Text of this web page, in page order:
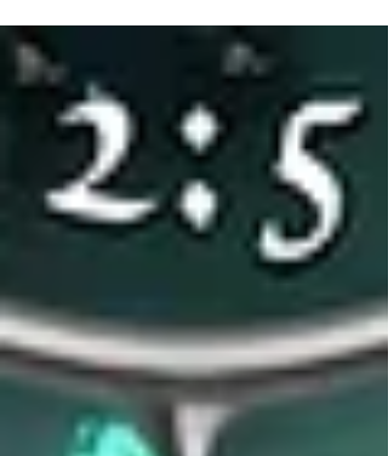
Little Goody Two Shoes, traz um novo jogo: Hell Maiden,
RPG, Deck-Builder, Bullet Hell onde o player controla
Dante na sua jornada para escapar do Inferno e voltar
o Céu e tem que sobreviver a hordas de inimigos para
conseguir escapar do inferno mais uma vez.